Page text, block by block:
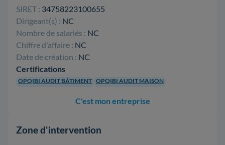
SIRET : 34758223100655
Dirigeant(s) : NC
Nombre de salariés : NC
Chiffre d'affaire : NC
Date de création : NC
Certifications
OPQIBI AUDIT BÂTIMENT OPQIBI AUDIT MAISON
C'est mon entreprise
Zone d'intervention